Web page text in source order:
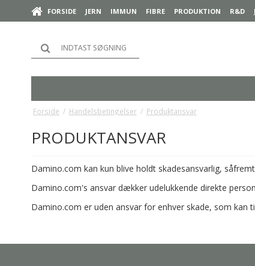
FORSIDE JERN IMMUN FIBRE PRODUKTION R&D
Forside / Handelsbetingelser / Produktansvar
PRODUKTANSVAR
Damino.com kan kun blive holdt skadesansvarlig,
Damino.com's ansvar dækker udelukkende direkte
Damino.com er uden ansvar for enhver skade, som